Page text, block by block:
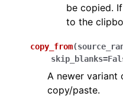
be copied.
to the
copy_from(
skip_blanks=
A newer variant
copy/paste.